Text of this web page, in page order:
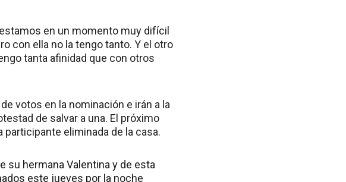
en un momento muy difícil
con ella no la tengo tanto. Y el otro
tanta afinidad que con otros
votos en la nominación e irán a la
de salvar a una. El próximo
eliminada de la casa.
su hermana Valentina y de esta
este jueves por la noche